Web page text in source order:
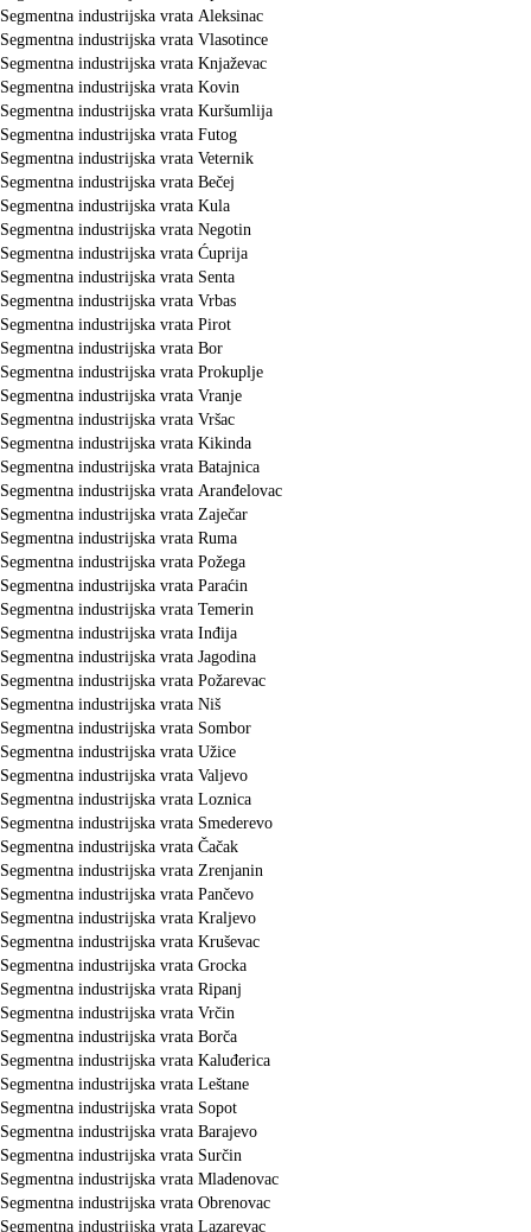
Segmentna industrijska vrata Aleksinac
Segmentna industrijska vrata Vlasotince
Segmentna industrijska vrata Knjaževac
Segmentna industrijska vrata Kovin
Segmentna industrijska vrata Kuršumlija
Segmentna industrijska vrata Futog
Segmentna industrijska vrata Veternik
Segmentna industrijska vrata Bečej
Segmentna industrijska vrata Kula
Segmentna industrijska vrata Negotin
Segmentna industrijska vrata Ćuprija
Segmentna industrijska vrata Senta
Segmentna industrijska vrata Vrbas
Segmentna industrijska vrata Pirot
Segmentna industrijska vrata Bor
Segmentna industrijska vrata Prokuplje
Segmentna industrijska vrata Vranje
Segmentna industrijska vrata Vršac
Segmentna industrijska vrata Kikinda
Segmentna industrijska vrata Batajnica
Segmentna industrijska vrata Aranđelovac
Segmentna industrijska vrata Zaječar
Segmentna industrijska vrata Ruma
Segmentna industrijska vrata Požega
Segmentna industrijska vrata Paraćin
Segmentna industrijska vrata Temerin
Segmentna industrijska vrata Inđija
Segmentna industrijska vrata Jagodina
Segmentna industrijska vrata Požarevac
Segmentna industrijska vrata Niš
Segmentna industrijska vrata Sombor
Segmentna industrijska vrata Užice
Segmentna industrijska vrata Valjevo
Segmentna industrijska vrata Loznica
Segmentna industrijska vrata Smederevo
Segmentna industrijska vrata Čačak
Segmentna industrijska vrata Zrenjanin
Segmentna industrijska vrata Pančevo
Segmentna industrijska vrata Kraljevo
Segmentna industrijska vrata Kruševac
Segmentna industrijska vrata Grocka
Segmentna industrijska vrata Ripanj
Segmentna industrijska vrata Vrčin
Segmentna industrijska vrata Borča
Segmentna industrijska vrata Kaluđerica
Segmentna industrijska vrata Leštane
Segmentna industrijska vrata Sopot
Segmentna industrijska vrata Barajevo
Segmentna industrijska vrata Surčin
Segmentna industrijska vrata Mladenovac
Segmentna industrijska vrata Obrenovac
Segmentna industrijska vrata Lazarevac